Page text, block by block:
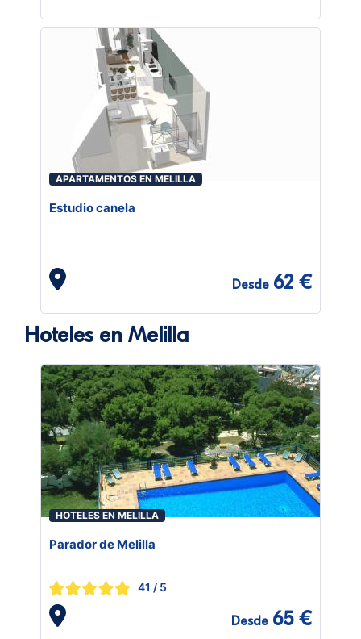
APARTAMENTOS EN MELILLA
Estudio canela
Desde 62 €
Hoteles en Melilla
HOTELES EN MELILLA
Parador de Melilla
41 / 5
Desde 65 €